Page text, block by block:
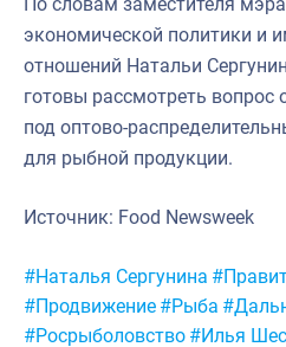
экономической политики и
отношений Натальи
готовы рассмотреть
под оптово-
для рыбной продукции.
Источник: Food Newsweek
Метки:
#Наталья Сергунина
#Продвижение #Рыба
#Росрыболовство #Илья